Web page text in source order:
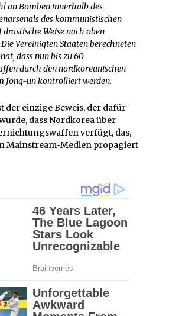
an Bomben innerhalb des
des kommunistischen
drastische Weise nach oben
Vereinigten Staaten berechneten
dass nun bis zu 60
durch den nordkoreanischen
Jong-un kontrolliert werden.
der einzige Beweis, der dafür
dass Nordkorea über
verfügt, das,
Mainstream-Medien propagiert